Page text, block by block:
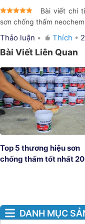
Bài viết chi
sơn chống thấm
Thảo luận • Thích •
Bài Viết Liên Quan
Top 5 thương hiệu sơn
chống thấm tốt nhất
DANH MỤC